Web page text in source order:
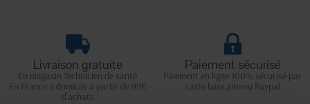
Livraison gratuite
En magasin Technicien de santé
En France à domicile à partir de 99€
d'achats
Paiement sécurisé
Paiement en ligne 100% sécurisé par
carte bancaire ou Paypal